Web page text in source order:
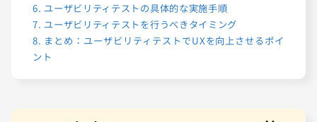
6. ユーザビリティテストの具体的な実施手順
7. ユーザビリティテストを行うべきタイミング
8. まとめ：ユーザビリティテストでUXを向上させるポイ
ント